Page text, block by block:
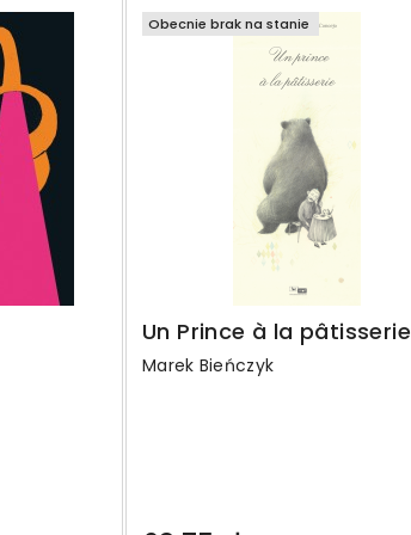
Obecnie brak na stanie
Un Prince à la pâtisserie
Marek Bieńczyk